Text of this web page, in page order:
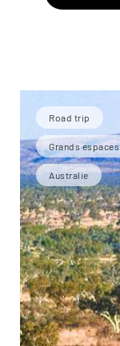
Road trip
Grands espaces
Australie